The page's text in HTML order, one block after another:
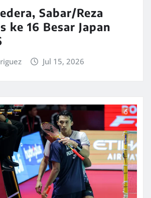
Sabar/Reza
ke 16 Besar Japan
Jul 15, 2026